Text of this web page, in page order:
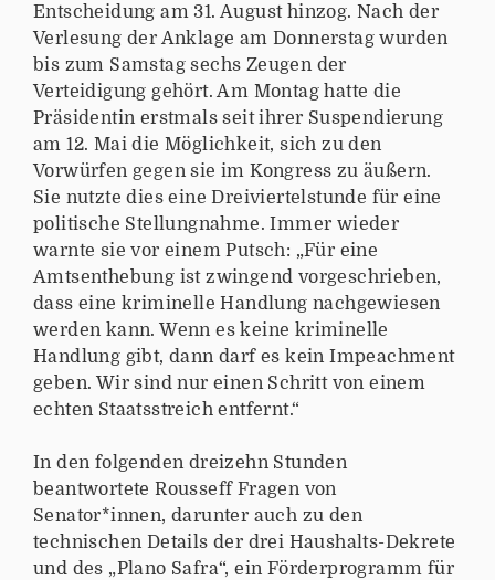
Entscheidung am 31. August hinzog. Nach der
Verlesung der Anklage am Donnerstag wurden
bis zum Samstag sechs Zeugen der
Verteidigung gehört. Am Montag hatte die
Präsidentin erstmals seit ihrer Suspendierung
am 12. Mai die Möglichkeit, sich zu den
Vorwürfen gegen sie im Kongress zu äußern.
Sie nutzte dies eine Dreiviertelstunde für eine
politische Stellungnahme. Immer wieder
warnte sie vor einem Putsch: „Für eine
Amtsenthebung ist zwingend vorgeschrieben,
dass eine kriminelle Handlung nachgewiesen
werden kann. Wenn es keine kriminelle
Handlung gibt, dann darf es kein Impeachment
geben. Wir sind nur einen Schritt von einem
echten Staatsstreich entfernt.“
In den folgenden dreizehn Stunden
beantwortete Rousseff Fragen von
Senator*innen, darunter auch zu den
technischen Details der drei Haushalts-Dekrete
und des „Plano Safra“, ein Förderprogramm für